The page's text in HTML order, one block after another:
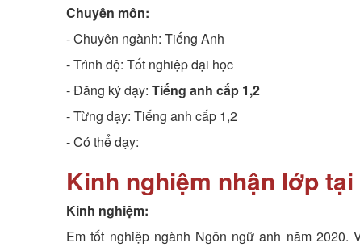
Chuyên môn:
- Chuyên ngành:Tiếng Anh
- Trình độ:Tốt nghiệp đại học
- Đăng ký dạy:Tiếng anh cấp 1,2
- Từng dạy: Tiếng anh cấp 1,2
- Có thể dạy:
Kinh nghiệm nhận lớp
Kinh nghiệm:
Em tốt nghiệp ngành Ngôn ngữ anh năm